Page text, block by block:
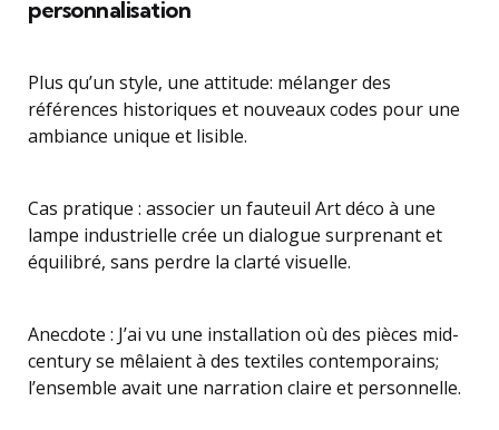
personnalisation
Plus qu’un style, une attitude: mélanger des
références historiques et nouveaux codes pour une
ambiance unique et lisible.
Cas pratique : associer un fauteuil Art déco à une
lampe industrielle crée un dialogue surprenant et
équilibré, sans perdre la clarté visuelle.
Anecdote : J’ai vu une installation où des pièces mid-
century se mêlaient à des textiles contemporains;
l’ensemble avait une narration claire et personnelle.